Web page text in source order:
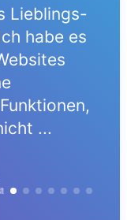
Lieblings-
habe es
...